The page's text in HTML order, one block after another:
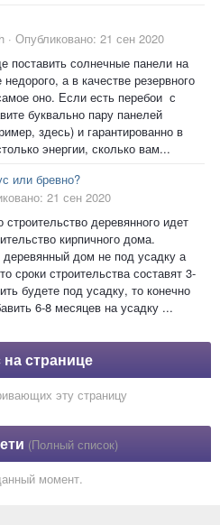
· Опубликовано: 21 сен 2020
поставить солнечные панели на
а в качестве резервного
оно. Если есть перебои с
буквально пару панелей
здесь) и гарантированно в
энергии, сколько вам...
или бревно?
21 сен 2020
строительство деревянного идет
кирпичного дома.
дом не под усадку а
сроки строительства составят 3-
будете под усадку, то конечно
6-8 месяцев на усадку ...
странице
эту страницу
(Полный список)
момент.